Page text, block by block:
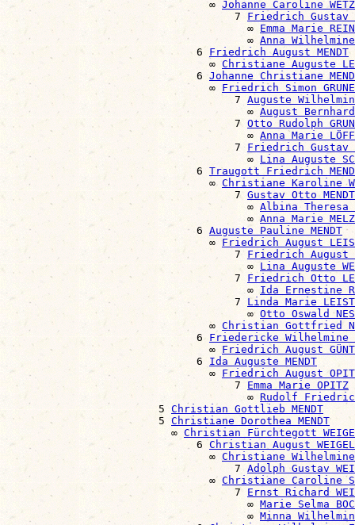
                                ∞
Johanne Caroline
                                    7
Friedrich Gustav
                                      ∞
Emma Marie
                                      ∞
Anna
                              6
Friedrich August MENDT
                                ∞
Christiane Auguste
                              6
Johanne Christiane
                                ∞
Friedrich Simon
                                    7
Auguste Wilhelmine
                                      ∞
August Bernhard
                                    7
Otto Rudolph
                                      ∞
Anna Marie
                                    7
Friedrich Gustav
                                      ∞
Lina Auguste
                              6
Traugott Friedrich
                                ∞
Christiane Karoline
                                    7
Gustav Otto MENDT
                                      ∞
Albina Theresa
                                      ∞
Anna Marie
                              6
Auguste Pauline MENDT
                                ∞
Friedrich August
                                    7
Friedrich August
                                      ∞
Lina Auguste
                                    7
Friedrich Otto
                                      ∞
Ida Ernestine
                                    7
Linda Marie
                                      ∞
Otto Oswald
                                ∞
Christian Gottfried
                              6
Friedericke Wilhelmine
                                ∞
Friedrich August
                              6
Ida Auguste MENDT
                                ∞
Friedrich August
                                    7
Emma Marie OPITZ
                                      ∞
Rudolf Friedrich
                        5
Christian Gottlieb MENDT
                        5
Christiane Dorothea MENDT
                          ∞
Christian Fürchtegott
                              6
Christian August WEIGEL
                                ∞
Christiane Wilhelmine
                                    7
Adolph Gustav
                                ∞
Christiane Caroline
                                    7
Ernst Richard
                                      ∞
Marie Selma
                                      ∞
Minna